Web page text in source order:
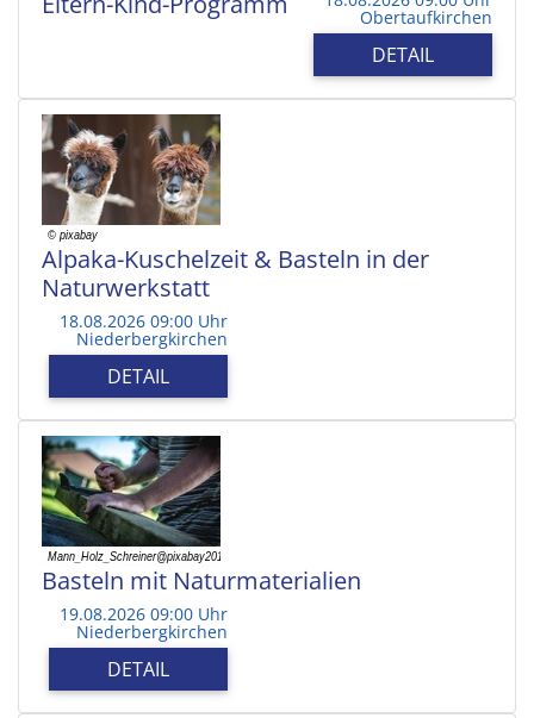
Obertaufkirchen
DETAIL
Alpaka-Kuschelzeit & Basteln in der
Naturwerkstatt
18.08.2026 09:00 Uhr
Niederbergkirchen
DETAIL
Basteln mit Naturmaterialien
19.08.2026 09:00 Uhr
Niederbergkirchen
DETAIL